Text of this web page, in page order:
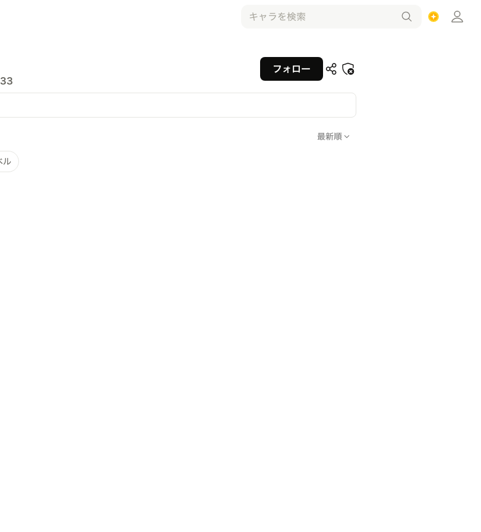
33
フォロー
最新順
ル